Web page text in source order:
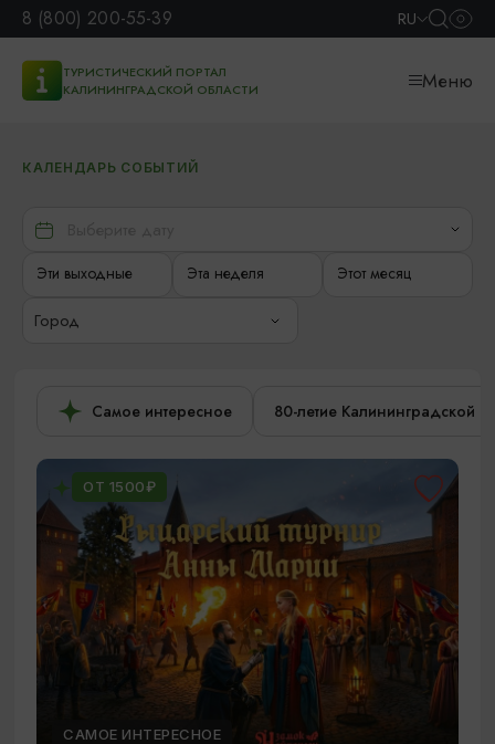
8 (800) 200-55-39 RU
ТУРИСТИЧЕСКИЙ ПОРТАЛ
КАЛИНИНГРАДСКОЙ ОБЛАСТИ
Меню
КАЛЕНДАРЬ СОБЫТИЙ
Эти выходные Эта неделя Этот месяц
Город
Самое интересное 80-летие Калининградской
ОТ 1500₽
САМОЕ ИНТЕРЕСНОЕ